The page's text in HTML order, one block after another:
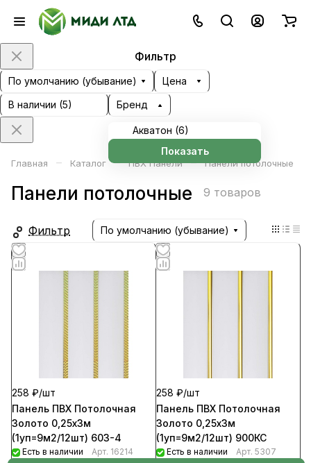
Фильтр
По умолчанию (убывание)
Цена
В наличии (5) Бренд
Акватон (6)
Показать
Главная – Каталог – ПВХ Панели – Панели потолочные
Панели потолочные 9 товаров
Фильтр По умолчанию (убывание)
258 ₽/шт
Панель ПВХ Потолочная
Золото 0,25х3м
(1уп=9м2/12шт) 603-4
Есть в наличии Арт. 16214
258 ₽/шт
Панель ПВХ Потолочная
Золото 0,25х3м
(1уп=9м2/12шт) 900КС
Есть в наличии Арт. 5307